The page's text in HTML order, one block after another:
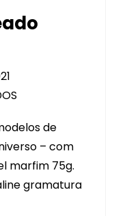
COM
CADEADO
(NOVOS
MODELOS)
de
– com
marfim 75g.
gramatura